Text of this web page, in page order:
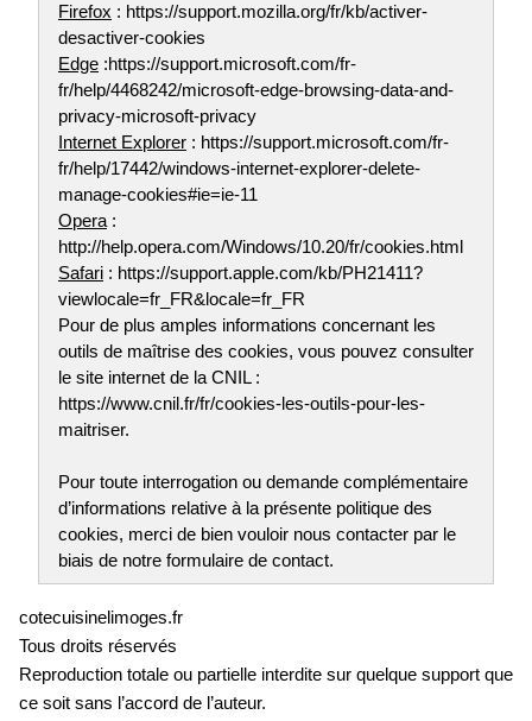
Firefox : https://support.mozilla.org/fr/kb/activer-
desactiver-cookies
Edge :https://support.microsoft.com/fr-
fr/help/4468242/microsoft-edge-browsing-data-and-
privacy-microsoft-privacy
Internet Explorer : https://support.microsoft.com/fr-
fr/help/17442/windows-internet-explorer-delete-
manage-cookies#ie=ie-11
Opera :
http://help.opera.com/Windows/10.20/fr/cookies.html
Safari : https://support.apple.com/kb/PH21411?
viewlocale=fr_FR&locale=fr_FR
Pour de plus amples informations concernant les
outils de maîtrise des cookies, vous pouvez consulter
le site internet de la CNIL :
https://www.cnil.fr/fr/cookies-les-outils-pour-les-
maitriser.
Pour toute interrogation ou demande complémentaire
d’informations relative à la présente politique des
cookies, merci de bien vouloir nous contacter par le
biais de notre formulaire de contact.
cotecuisinelimoges.fr
Tous droits réservés
Reproduction totale ou partielle interdite sur quelque support que
ce soit sans l’accord de l’auteur.